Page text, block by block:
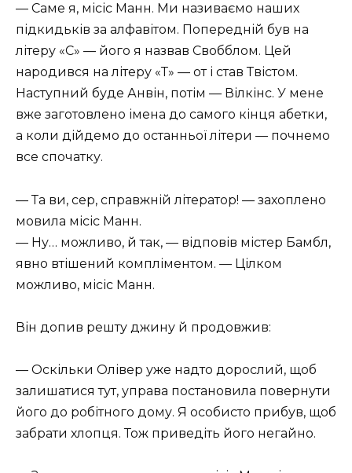
— Саме я, місіс Манн. Ми називаємо наших
підкидьків за алфавітом. Попередній був на
літеру «С» — його я назвав Свобблом. Цей
народився на літеру «Т» — от і став Твістом.
Наступний буде Анвін, потім — Вілкінс. У мене
вже заготовлено імена до самого кінця абетки,
а коли дійдемо до останньої літери — почнемо
все спочатку.
— Та ви, сер, справжній літератор! — захоплено
мовила місіс Манн.
— Ну… можливо, й так, — відповів містер Бамбл,
явно втішений компліментом. — Цілком
можливо, місіс Манн.
Він допив решту джину й продовжив:
— Оскільки Олівер уже надто дорослий, щоб
залишатися тут, управа постановила повернути
його до робітного дому. Я особисто прибув, щоб
забрати хлопця. Тож приведіть його негайно.